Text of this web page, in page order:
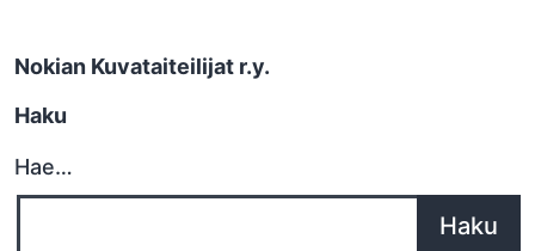
Nokian Kuvataiteilijat r.y.
Haku
Hae…